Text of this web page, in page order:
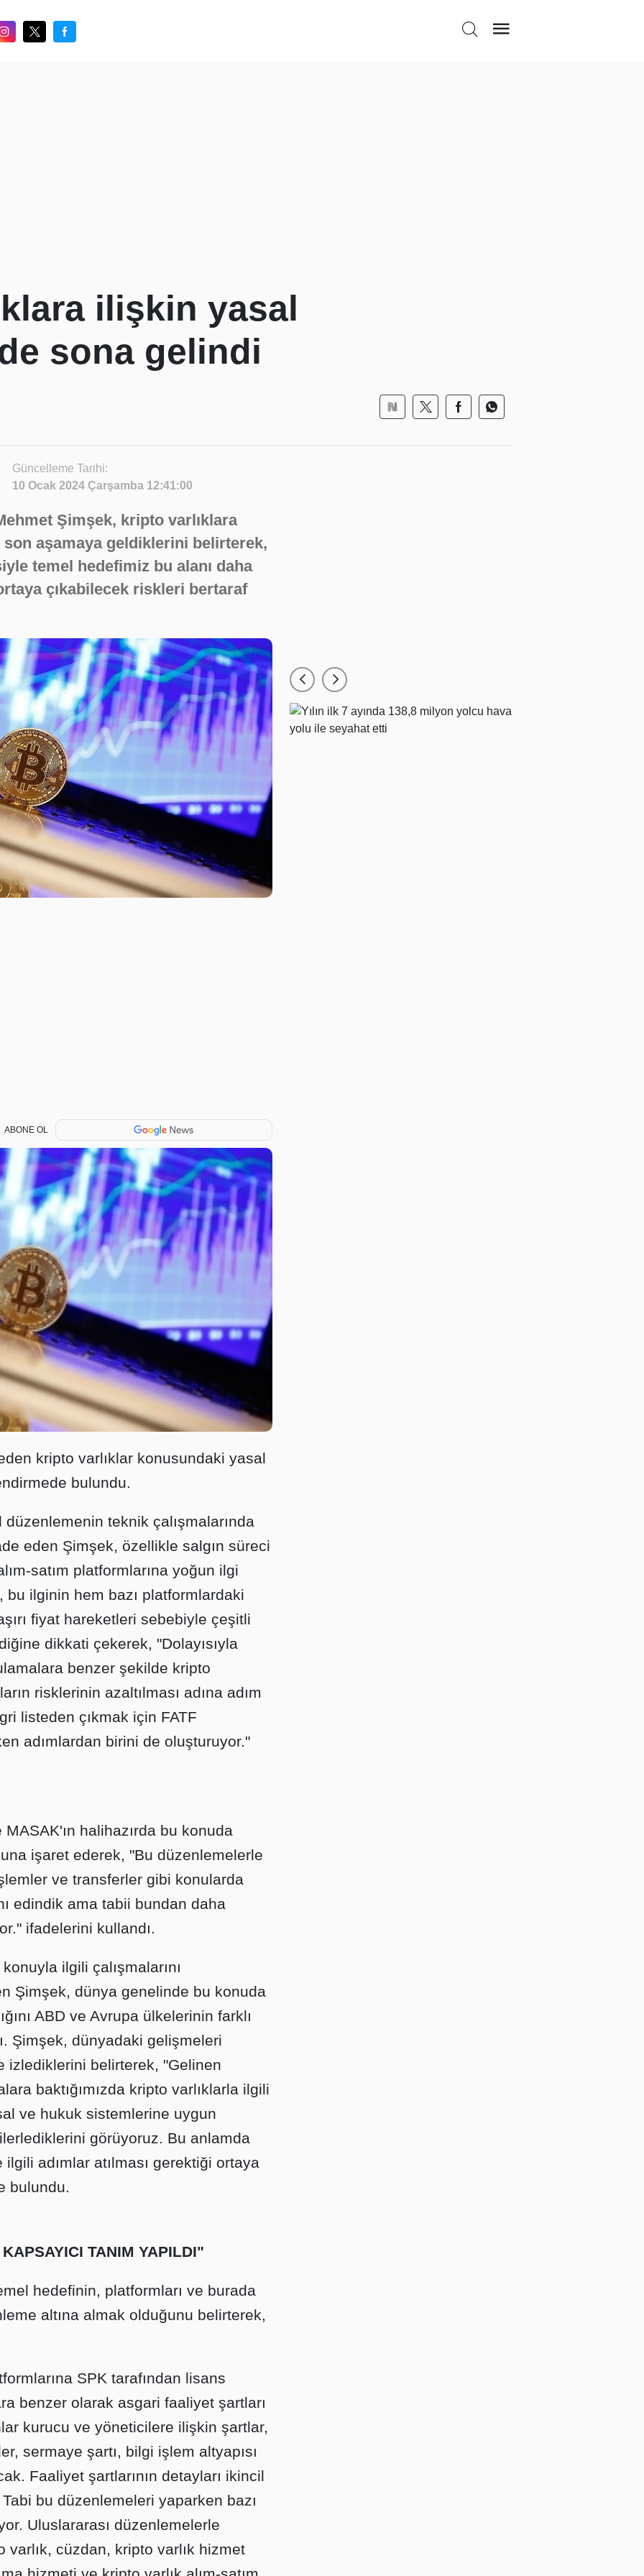
ilişkin yasal
sona gelindi
Güncelleme Tarihi:
10 Ocak 2024 Çarşamba 12:41:00
Şimşek, kripto varlıklara
aşamaya geldiklerini belirterek,
temel hedefimiz bu alanı daha
çıkabilecek riskleri bertaraf
ABONE OL
kripto varlıklar konusundaki yasal
bulundu.
teknik çalışmalarında
eden Şimşek, özellikle salgın süreci
satım platformlarına yoğun ilgi
ilginin hem bazı platformlardaki
fiyat hareketleri sebebiyle çeşitli
dikkati çekerek, "Dolayısıyla
benzer şekilde kripto
risklerinin azaltılması adına adım
listeden çıkmak için FATF
adımlardan birini de oluşturuyor."
halihazırda bu konuda
işaret ederek, "Bu düzenlemelerle
ve transferler gibi konularda
edindik ama tabii bundan daha
ifadelerini kullandı.
ilgili çalışmalarını
Şimşek, dünya genelinde bu konuda
ABD ve Avrupa ülkelerinin farklı
Şimşek, dünyadaki gelişmeleri
izlediklerini belirterek, "Gelinen
baktığımızda kripto varlıklarla ilgili
ve hukuk sistemlerine uygun
görüyoruz. Bu anlamda
adımlar atılması gerektiği ortaya
bulundu.
TANIM YAPILDI"
hedefinin, platformları ve burada
altına almak olduğunu belirterek,
SPK tarafından lisans
benzer olarak asgari faaliyet şartları
kurucu ve yöneticilere ilişkin şartlar,
sermaye şartı, bilgi işlem altyapısı
Faaliyet şartlarının detayları ikincil
bu düzenlemeleri yaparken bazı
Uluslararası düzenlemelerle
cüzdan, kripto varlık hizmet